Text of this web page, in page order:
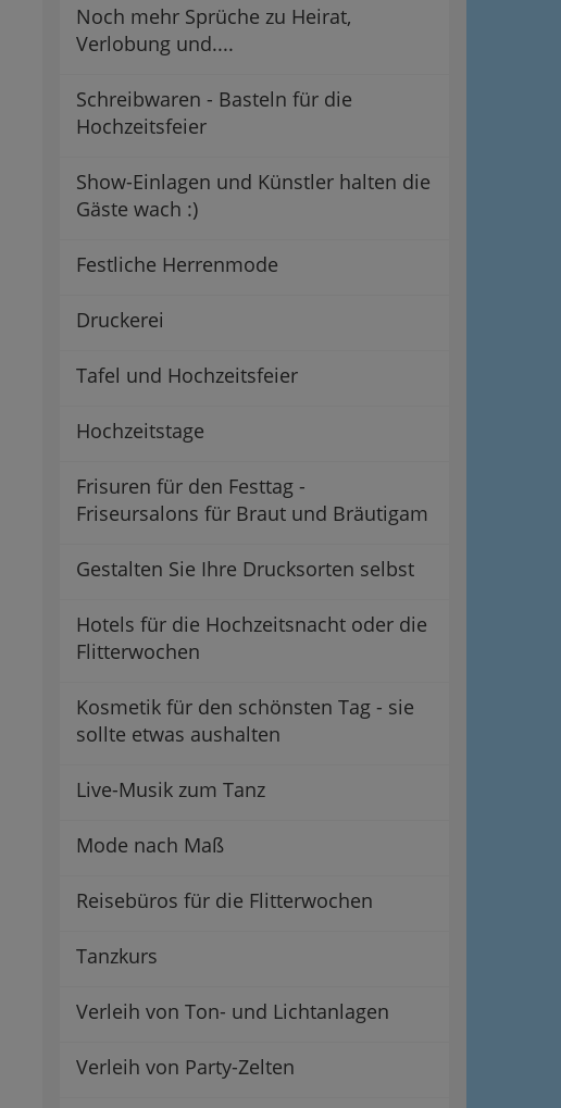
Noch mehr Sprüche zu Heirat,
Verlobung und....
Schreibwaren - Basteln für die
Hochzeitsfeier
Show-Einlagen und Künstler halten die
Gäste wach :)
Festliche Herrenmode
Druckerei
Tafel und Hochzeitsfeier
Hochzeitstage
Frisuren für den Festtag -
Friseursalons für Braut und Bräutigam
Gestalten Sie Ihre Drucksorten selbst
Hotels für die Hochzeitsnacht oder die
Flitterwochen
Kosmetik für den schönsten Tag - sie
sollte etwas aushalten
Live-Musik zum Tanz
Mode nach Maß
Reisebüros für die Flitterwochen
Tanzkurs
Verleih von Ton- und Lichtanlagen
Verleih von Party-Zelten